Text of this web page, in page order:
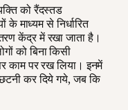
को रैंदस्तड
माध्यम से निर्धारित
केंद्र में रखा जाता है।
को बिना किसी
काम पर रख लिया। इनमें
कर दिये गये, जब कि